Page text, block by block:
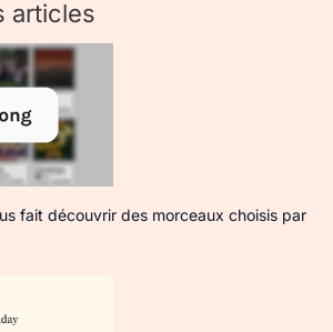
articles
fait découvrir des morceaux choisis par